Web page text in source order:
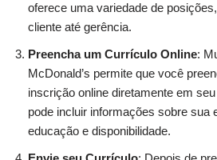
oferece uma variedade de
cliente até gerência.
Preencha um Currículo Online:
McDonald’s permite que você
inscrição online diretamente em
pode incluir informações sobre sua
educação e disponibilidade.